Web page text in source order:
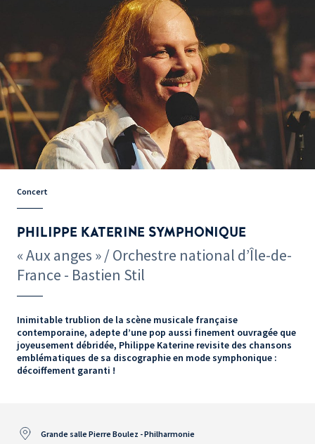
Concert
PHILIPPE KATERINE SYMPHONIQUE
« Aux anges » / Orchestre national d’Île-de-
France - Bastien Stil
Inimitable trublion de la scène musicale française
contemporaine, adepte d’une pop aussi finement ouvragée que
joyeusement débridée, Philippe Katerine revisite des chansons
emblématiques de sa discographie en mode symphonique :
décoiffement garanti !
Grande salle Pierre Boulez - Philharmonie